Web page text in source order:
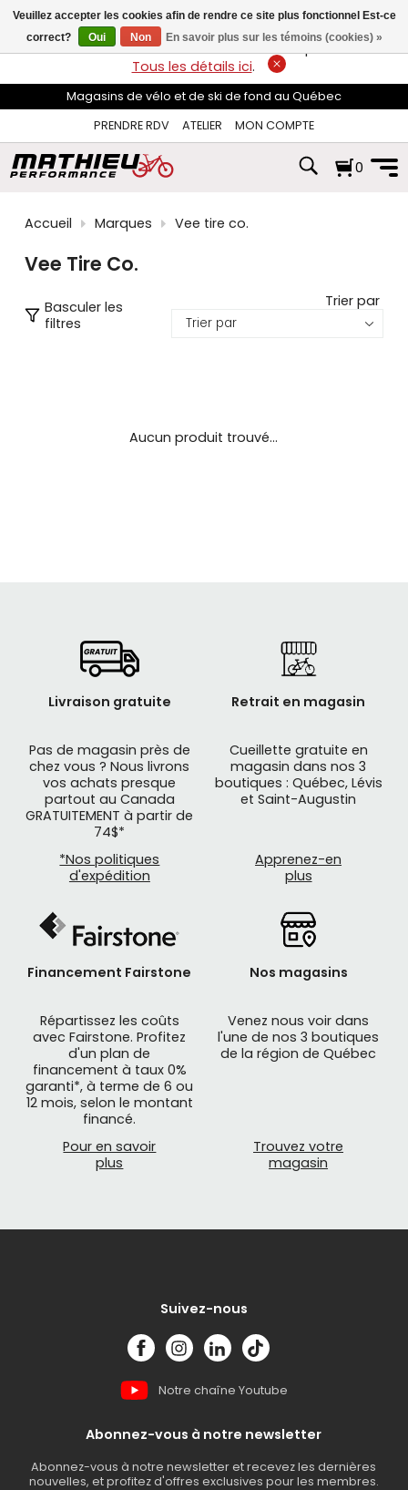
flèches
haut
et
pour
sélectionner
disponible.
Appuyez
pour
résultat
recherche
sélectionné.
Les
LIVRAISON GRATUITEsur les commandes de plus de 74$*.
Tous les détails ici.
Magasins de vélo et de ski de fond au Québec
PRENDRE RDV
ATELIER MON COMPTE
0
Accueil Marques Vee tire co.
Vee Tire Co.
Basculer les
filtres
Trier par
Aucun produit trouvé...
Livraison gratuite
Pas de magasin près de
chez vous ? Nous livrons
vos achats presque
partout au Canada
GRATUITEMENT à partir de
74$*
*Nos politiques
d'expédition
Retrait en magasin
Cueillette gratuite en
magasin dans nos 3
boutiques : Québec, Lévis
et Saint-Augustin
Apprenez-en
plus
Financement Fairstone
Répartissez les coûts
avec Fairstone. Profitez
d'un plan de
financement à taux 0%
garanti*, à terme de 6 ou
12 mois, selon le montant
financé.
Pour en savoir
plus
Nos magasins
Venez nous voir dans
l'une de nos 3 boutiques
de la région de Québec
Trouvez votre
magasin
Suivez-nous
Notre chaîne Youtube
Abonnez-vous à notre newsletter
Abonnez-vous à notre newsletter et recevez les dernières
nouvelles, et profitez d'offres exclusives pour les membres.
Veuillez accepter les cookies afin de rendre ce site plus fonctionnel Est-ce
correct?
Oui Non En savoir plus sur les témoins (cookies) »